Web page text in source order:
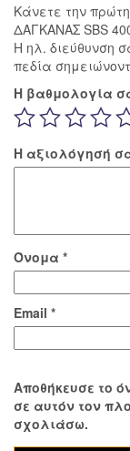
Κάνετε την
ΔΑΓΚΑΝΑΣ SBS
Η ηλ. διεύθυνση
πεδία
Η βαθμολογία
Η αξιολόγησή
Όνομα *
Email *
Αποθήκευσε το
σε αυτόν τον
σχολιάσω.